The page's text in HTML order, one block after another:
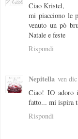
Ciao Kristel,
mi piacciono le
venuto un pò
Natale e feste
Rispondi
Nepitella ven
Ciao! IO adoro
fatto... mi ispira
Rispondi